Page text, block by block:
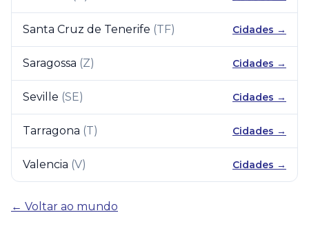
Santa Cruz de Tenerife (TF) Cidades →
Saragossa (Z) Cidades →
Seville (SE) Cidades →
Tarragona (T) Cidades →
Valencia (V) Cidades →
← Voltar ao mundo